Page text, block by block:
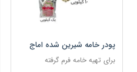
پودر خامه شیرین شده اماج
برای تهیه خامه فرم گرفته